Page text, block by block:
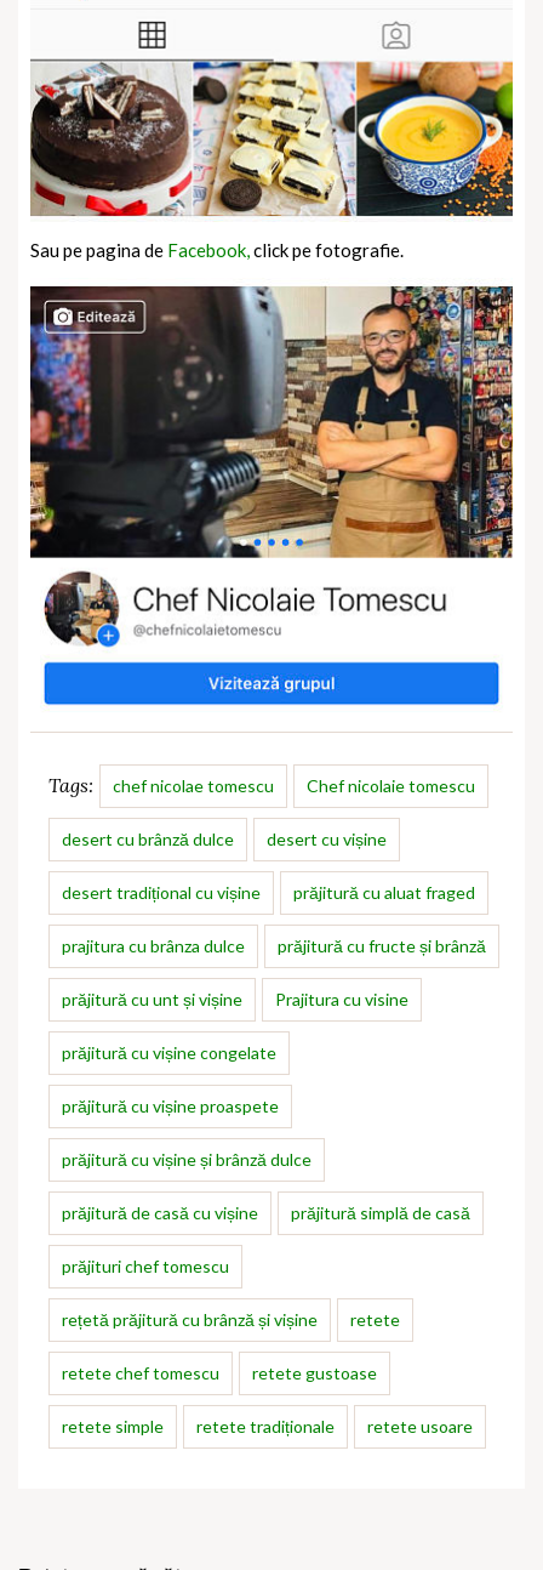
Sau pe pagina de Facebook,click pe fotografie.
Tags: chef nicolae tomescu Chef nicolaie tomescu
desert cu brânză dulce desert cu vișine
desert tradițional cu vișine prăjitură cu aluat fraged
prajitura cu brânza dulce prăjitură cu fructe și brânză
prăjitură cu unt și vișine Prajitura cu visine
prăjitură cu vișine congelate
prăjitură cu vișine proaspete
prăjitură cu vișine și brânză dulce
prăjitură de casă cu vișine prăjitură simplă de casă
prăjituri chef tomescu
rețetă prăjitură cu brânză și vișine retete
retete chef tomescu retete gustoase
retete simple retete tradiționale retete usoare